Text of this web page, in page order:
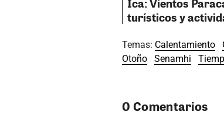
turísticos y
Temas: Calentamiento
Otoño
Senamhi
0 Comentarios